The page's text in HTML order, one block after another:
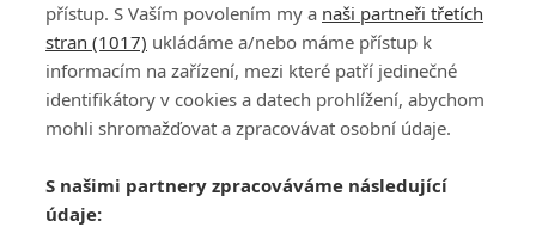
PŘIHLÁSIT
REGISTROVAT
DISKUZE
Šéfredaktorkou webu jePetr Slavík, e-mailserialy@fandimefilmu.cz
Máte-li zájem o inzerci na našem webu napište nám na e-mail
přístup. S Vaším povolením my a naši partneři třetích
stran (1017) ukládáme a/nebo máme přístup k
informacím na zařízení, mezi které patří jedinečné
identifikátory v cookies a datech prohlížení, abychom
mohli shromažďovat a zpracovávat osobní údaje.
S našimi partnery zpracováváme následující
údaje: